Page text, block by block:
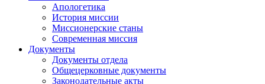
Апологетика
История миссии
Миссионерские станы
Современная миссия
Документы
Документы отдела
Общецерковные документы
Законодательные акты